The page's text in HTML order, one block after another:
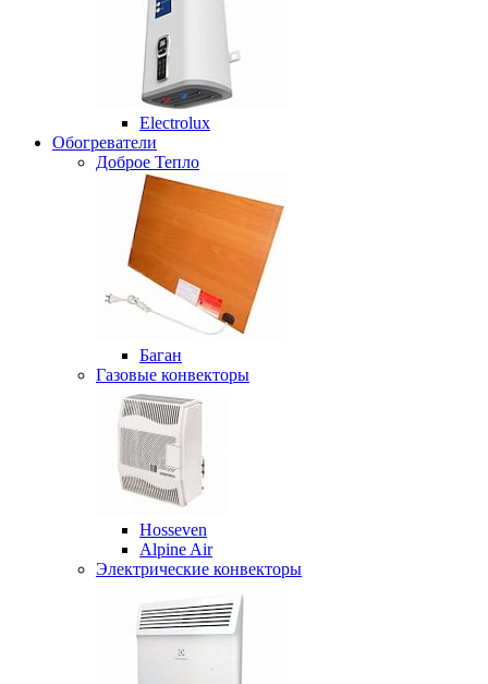
Electrolux
Обогреватели
Доброе Тепло
Баган
Газовые конвекторы
Hosseven
Alpine Air
Электрические конвекторы